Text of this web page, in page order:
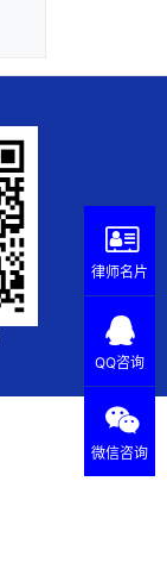
律师名片
QQ咨询
微信咨询